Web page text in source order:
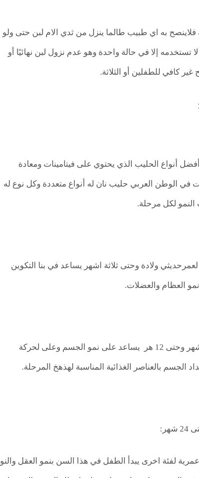
فلاينصح به اي طبيب طالما ينزل من ثدي الام لبن حتى ولو
تستخدمه إلا في حالة واحدة وهو عدم نزول لبن نهائيًا أو
غير كافي للطفلين أو الثلاثة.
أنواع الحليب الذي يحتوي على فيتامينات ومعادة
في الوطن العربي حليب نان له أنواع متعددة وكل نوع له
النمو لكل مرحلة.
ولادة وحتى ثلاثة اشهر يساعد في بنا التكوين
العظام والعضلات.
نوع الحليب مناسب لسن 6 اشهر وحتى 12 هر يساعد على نمو الجسم وعلى لحركة
الجسم بالعناصر الغذائية المناسبة لهذهخ المرحلة.
لفئة اخرى يبدأ الطفل في هذا السن بنمو العقل والنو